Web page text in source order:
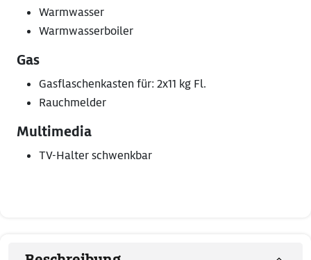
Warmwasser
Warmwasserboiler
Gas
Gasflaschenkasten für: 2x11 kg Fl.
Rauchmelder
Multimedia
TV-Halter schwenkbar